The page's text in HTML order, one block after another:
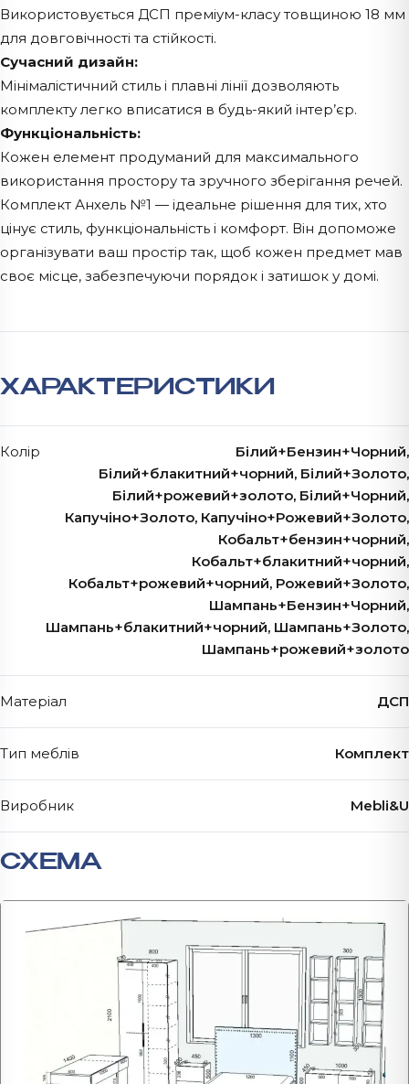
Використовується ДСП преміум-класу товщиною 18 мм
для довговічності та стійкості.
Сучасний дизайн:
Мінімалістичний стиль і плавні лінії дозволяють
комплекту легко вписатися в будь-який інтер’єр.
Функціональність:
Кожен елемент продуманий для максимального
використання простору та зручного зберігання речей.
Комплект Анхель №1 — ідеальне рішення для тих, хто
цінує стиль, функціональність і комфорт. Він допоможе
організувати ваш простір так, щоб кожен предмет мав
своє місце, забезпечуючи порядок і затишок у домі.
ХАРАКТЕРИСТИКИ
Колір
Білий+Бензин+Чорний,
Білий+блакитний+чорний, Білий+Золото,
Білий+рожевий+золото, Білий+Чорний,
Капучіно+Золото, Капучіно+Рожевий+Золото,
Кобальт+бензин+чорний,
Кобальт+блакитний+чорний,
Кобальт+рожевий+чорний, Рожевий+Золото,
Шампань+Бензин+Чорний,
Шампань+блакитний+чорний, Шампань+Золото,
Шампань+рожевий+золото
Матеріал ДСП
Тип меблів Комплект
Виробник Mebli&U
СХЕМА